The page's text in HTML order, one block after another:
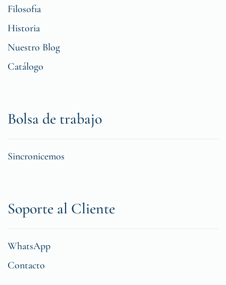
Filosofia
Historia
Nuestro Blog
Catálogo
Bolsa de trabajo
Sincronicemos
Soporte al Cliente
WhatsApp
Contacto